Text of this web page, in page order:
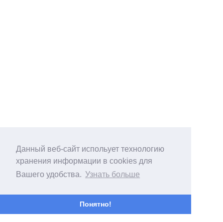
Данный веб-сайт испольует технологию
хранения информации в cookies для
Вашего удобства. Узнать больше
Понятно!